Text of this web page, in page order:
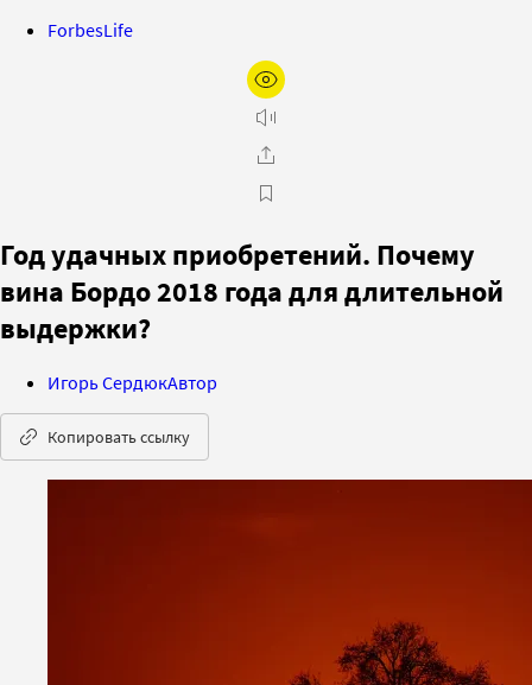
ForbesLife
Год удачных приобретений. Почему
вина Бордо 2018 года для длительной
выдержки?
Игорь СердюкАвтор
Копировать ссылку